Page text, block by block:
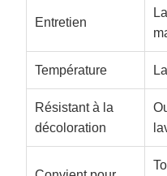
Entretien
Température
Résistant à la
décoloration